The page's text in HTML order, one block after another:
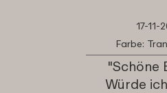
17-11-
Farbe:
"Schöne
Würde